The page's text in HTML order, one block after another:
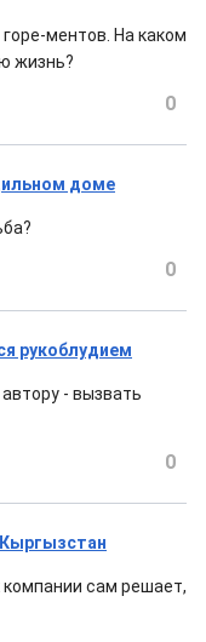
ментов. На каком
жизнь?
0
доме
0
рукоблудием
- вызвать
0
Кыргызстан
компании сам решает,